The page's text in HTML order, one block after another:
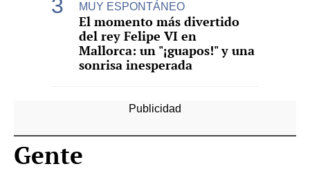
MUY ESPONTÁNEO
El momento más divertido
del rey Felipe VI en
Mallorca: un "¡guapos!" y una
sonrisa inesperada
Gente